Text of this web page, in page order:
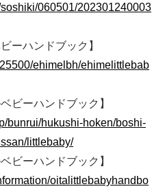
060501/202301240003
ーハンドブック】
ehimelbh/ehimelittlebab
ビーハンドブック】
bunrui/hukushi-hoken/boshi-
littlebaby/
ビーハンドブック】
oitalittlebabyhandbo